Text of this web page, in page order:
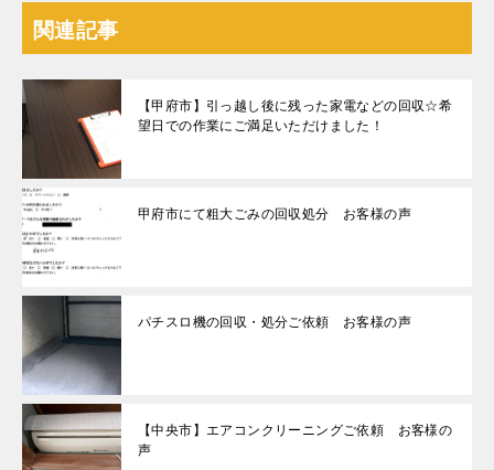
関連記事
【甲府市】引っ越し後に残った家電などの回収☆希
望日での作業にご満足いただけました！
甲府市にて粗大ごみの回収処分 お客様の声
パチスロ機の回収・処分ご依頼 お客様の声
【中央市】エアコンクリーニングご依頼 お客様の
声